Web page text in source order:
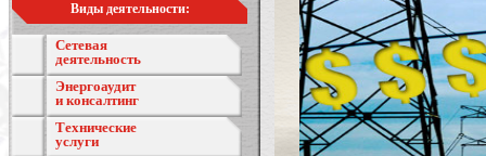
Виды деятельности:
Сетевая
деятельность
Энергоаудит
и консалтинг
Технические
услуги